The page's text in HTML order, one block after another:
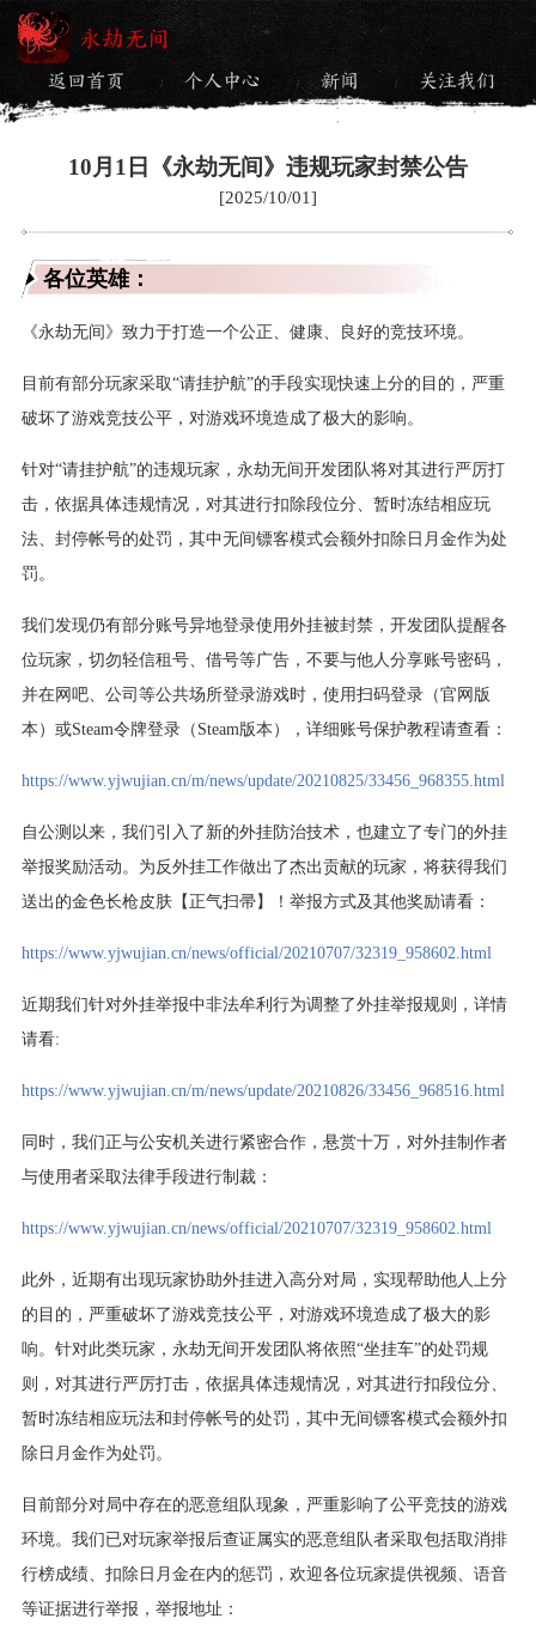
永劫无间
返回首页 / 个人中心 / 新闻 / 关注我们
10月1日《永劫无间》违规玩家封禁公告
[2025/10/01]
各位英雄：
《永劫无间》致力于打造一个公正、健康、良好的竞技环境。
目前有部分玩家采取“请挂护航”的手段实现快速上分的目的，严重
破坏了游戏竞技公平，对游戏环境造成了极大的影响。
针对“请挂护航”的违规玩家，永劫无间开发团队将对其进行严厉打
击，依据具体违规情况，对其进行扣除段位分、暂时冻结相应玩
法、封停帐号的处罚，其中无间镖客模式会额外扣除日月金作为处
罚。
我们发现仍有部分账号异地登录使用外挂被封禁，开发团队提醒各
位玩家，切勿轻信租号、借号等广告，不要与他人分享账号密码，
并在网吧、公司等公共场所登录游戏时，使用扫码登录（官网版
本）或Steam令牌登录（Steam版本），详细账号保护教程请查看：
https://www.yjwujian.cn/m/news/update/20210825/33456_968355.html
自公测以来，我们引入了新的外挂防治技术，也建立了专门的外挂
举报奖励活动。为反外挂工作做出了杰出贡献的玩家，将获得我们
送出的金色长枪皮肤【正气扫帚】！举报方式及其他奖励请看：
https://www.yjwujian.cn/news/official/20210707/32319_958602.html
近期我们针对外挂举报中非法牟利行为调整了外挂举报规则，详情
请看:
https://www.yjwujian.cn/m/news/update/20210826/33456_968516.html
同时，我们正与公安机关进行紧密合作，悬赏十万，对外挂制作者
与使用者采取法律手段进行制裁：
https://www.yjwujian.cn/news/official/20210707/32319_958602.html
此外，近期有出现玩家协助外挂进入高分对局，实现帮助他人上分
的目的，严重破坏了游戏竞技公平，对游戏环境造成了极大的影
响。针对此类玩家，永劫无间开发团队将依照“坐挂车”的处罚规
则，对其进行严厉打击，依据具体违规情况，对其进行扣段位分、
暂时冻结相应玩法和封停帐号的处罚，其中无间镖客模式会额外扣
除日月金作为处罚。
目前部分对局中存在的恶意组队现象，严重影响了公平竞技的游戏
环境。我们已对玩家举报后查证属实的恶意组队者采取包括取消排
行榜成绩、扣除日月金在内的惩罚，欢迎各位玩家提供视频、语音
等证据进行举报，举报地址：